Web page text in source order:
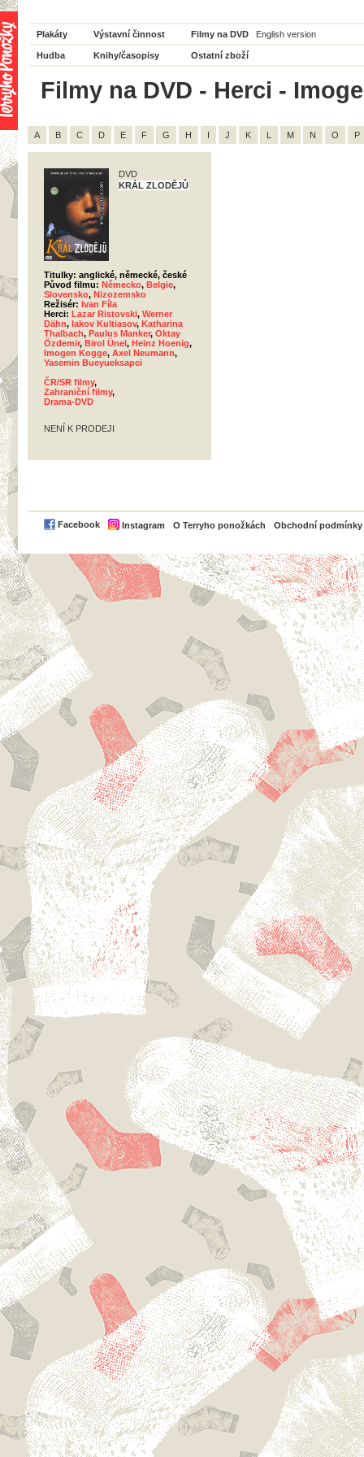
Plakáty Výstavní činnost Filmy na DVD English version
Hudba Knihy/časopisy Ostatní zboží
Filmy na DVD - Herci -
A B C D E F G H I J K L M N O P
DVD
KRÁL ZLODĚJŮ
Titulky: anglické, německé, české
Původ filmu: Německo, Belgie,
Slovensko, Nizozemsko
Režisér: Ivan Fíla
Herci: Lazar Ristovski, Werner
Dähn, Iakov Kultiasov, Katharina
Thalbach, Paulus Manker, Oktay
Özdemir, Birol Ünel, Heinz Hoenig,
Imogen Kogge, Axel Neumann,
Yasemin Bueyueksapci
ČR/SR filmy,
Zahraniční filmy,
Drama-DVD
NENÍ K PRODEJI
Facebook Instagram O Terryho ponožkách Obchodní podmínky
PayPal